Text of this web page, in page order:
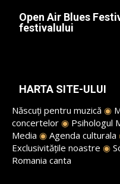
Open Air Blues
festivalului
HARTA SITE-ULUI
Născuți pentru muzică ◉
concertelor ◉ Psihologul
Media ◉ Agenda culturala
Exclusivitățile noastre ◉
Romania canta